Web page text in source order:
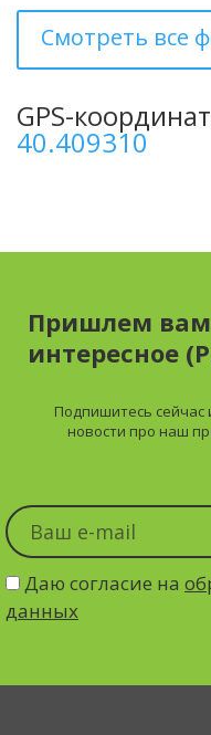
Смотреть все
GPS-
40.409310
Пришлем вам
интересное
Подпишитесь сейчас
новости про наш
Даю согласие на
данных